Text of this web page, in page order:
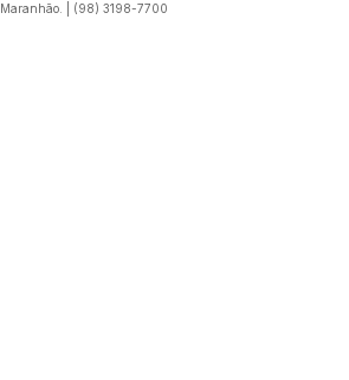
Maranhão. | (98) 3198-7700